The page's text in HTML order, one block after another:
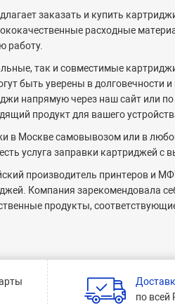
заказать и купить
расходные
работу.
так и совместимые
быть уверены в долговечности
напрямую через наш сайт или
продукт для вашего
в Москве самовывозом или в
услуга заправки картриджей с
производитель принтеров и
Компания зарекомендовала
продукты,
по всей